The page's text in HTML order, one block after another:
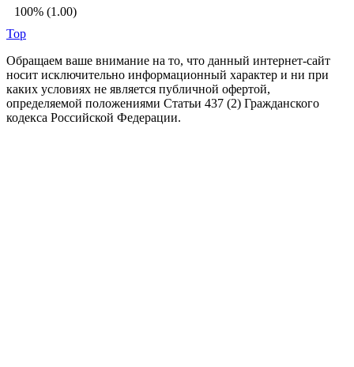
100% (1.00)
Top
Обращаем ваше внимание на то, что данный интернет-сайт
носит исключительно информационный характер и ни при
каких условиях не является публичной офертой,
определяемой положениями Статьи 437 (2) Гражданского
кодекса Российской Федерации.